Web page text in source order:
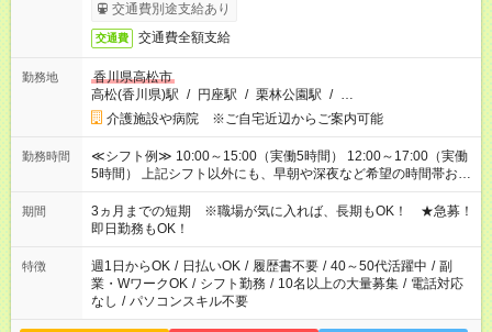
交通費別途支給あり
交通費 交通費全額支給
勤務地
香川県高松市
高松(香川県)駅 / 円座駅 / 栗林公園駅 / …
介護施設や病院 ※ご自宅近辺からご案内可能
勤務時間
≪シフト例≫ 10:00～15:00（実働5時間） 12:00～17:00（実働
5時間） 上記シフト以外にも、早朝や深夜など希望の時間帯お聞
かせください！ 事前に担当からヒアリングもしますので、ご安
心ください！
期間
3ヵ月までの短期 ※職場が気に入れば、長期もOK！ ★急募！
即日勤務もOK！
特徴 週1日からOK / 日払いOK / 履歴書不要 / 40～50代活躍中 / 副
業・WワークOK / シフト勤務 / 10名以上の大量募集 / 電話対応
なし / パソコンスキル不要